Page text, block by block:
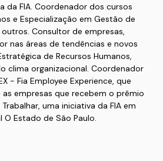
da FIA. Coordenador dos cursos
e Especialização em Gestão de
outros. Consultor de empresas,
nas áreas de tendências e novos
de Recursos Humanos,
clima organizacional. Coordenador
- Fia Employee Experience, que
empresas que recebem o prêmio
uma iniciativa da FIA em
Estado de São Paulo.